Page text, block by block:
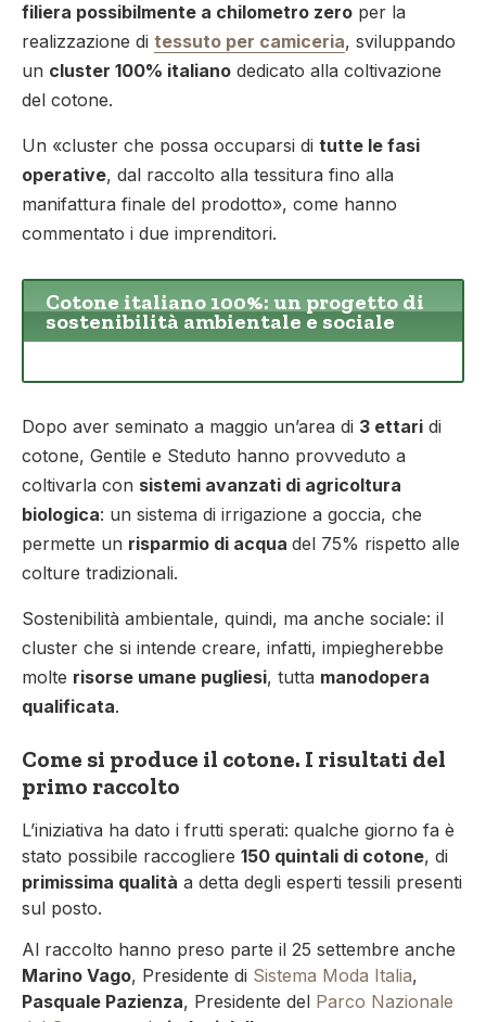
filiera possibilmente a chilometro zero per la
realizzazione di tessuto per camiceria, sviluppando
un cluster 100% italiano dedicato alla coltivazione
del cotone.
Un «cluster che possa occuparsi di tutte le fasi
operative, dal raccolto alla tessitura fino alla
manifattura finale del prodotto», come hanno
commentato i due imprenditori.
Cotone italiano 100%: un progetto di
sostenibilità ambientale e sociale
Dopo aver seminato a maggio un’area di 3 ettari di
cotone, Gentile e Steduto hanno provveduto a
coltivarla con sistemi avanzati di agricoltura
biologica: un sistema di irrigazione a goccia, che
permette un risparmio di acqua del 75% rispetto alle
colture tradizionali.
Sostenibilità ambientale, quindi, ma anche sociale: il
cluster che si intende creare, infatti, impiegherebbe
molte risorse umane pugliesi, tutta manodopera
qualificata.
Come si produce il cotone. I risultati del
primo raccolto
L’iniziativa ha dato i frutti sperati: qualche giorno fa è
stato possibile raccogliere 150 quintali di cotone, di
primissima qualità a detta degli esperti tessili presenti
sul posto.
Al raccolto hanno preso parte il 25 settembre anche
Marino Vago, Presidente di Sistema Moda Italia,
Pasquale Pazienza, Presidente del Parco Nazionale